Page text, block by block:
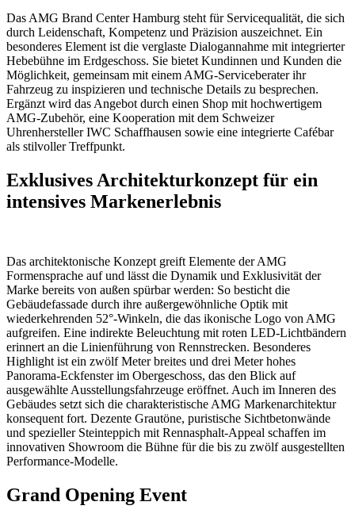
Das AMG Brand Center Hamburg steht für Servicequalität, die sich
durch Leidenschaft, Kompetenz und Präzision auszeichnet. Ein
besonderes Element ist die verglaste Dialogannahme mit integrierter
Hebebühne im Erdgeschoss. Sie bietet Kundinnen und Kunden die
Möglichkeit, gemeinsam mit einem AMG-Serviceberater ihr
Fahrzeug zu inspizieren und technische Details zu besprechen.
Ergänzt wird das Angebot durch einen Shop mit hochwertigem
AMG-Zubehör, eine Kooperation mit dem Schweizer
Uhrenhersteller IWC Schaffhausen sowie eine integrierte Cafébar
als stilvoller Treffpunkt.
Exklusives Architekturkonzept für ein
intensives Markenerlebnis
Das architektonische Konzept greift Elemente der AMG
Formensprache auf und lässt die Dynamik und Exklusivität der
Marke bereits von außen spürbar werden: So besticht die
Gebäudefassade durch ihre außergewöhnliche Optik mit
wiederkehrenden 52°-Winkeln, die das ikonische Logo von AMG
aufgreifen. Eine indirekte Beleuchtung mit roten LED-Lichtbändern
erinnert an die Linienführung von Rennstrecken. Besonderes
Highlight ist ein zwölf Meter breites und drei Meter hohes
Panorama-Eckfenster im Obergeschoss, das den Blick auf
ausgewählte Ausstellungsfahrzeuge eröffnet. Auch im Inneren des
Gebäudes setzt sich die charakteristische AMG Markenarchitektur
konsequent fort. Dezente Grautöne, puristische Sichtbetonwände
und spezieller Steinteppich mit Rennasphalt-Appeal schaffen im
innovativen Showroom die Bühne für die bis zu zwölf ausgestellten
Performance-Modelle.
Grand Opening Event